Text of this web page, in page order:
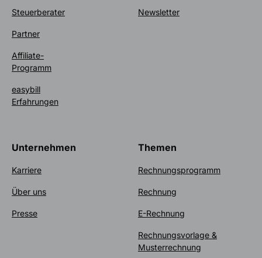
Steuerberater
Partner
Affiliate-
Programm
easybill
Erfahrungen
Newsletter
Unternehmen
Karriere
Über uns
Presse
Themen
Rechnungsprogramm
Rechnung
E-Rechnung
Rechnungsvorlage &
Musterrechnung